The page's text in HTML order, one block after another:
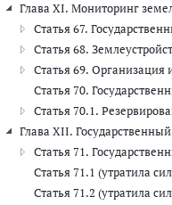
Глава XI. Мониторинг
Статья 67.
Статья 68.
Статья 69. Организация
Статья 70.
Статья 70.1.
Глава XII.
Статья 71.
Статья 71.1 (утратила
Статья 71.2 (утратила